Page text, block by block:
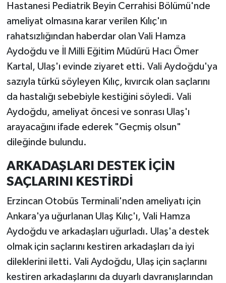
Hastanesi Pediatrik Beyin Cerrahisi Bölümü'nde
ameliyat olmasına karar verilen Kılıç'ın
rahatsızlığından haberdar olan Vali Hamza
Aydoğdu ve İl Milli Eğitim Müdürü Hacı Ömer
Kartal, Ulaş'ı evinde ziyaret etti. Vali Aydoğdu'ya
sazıyla türkü söyleyen Kılıç, kıvırcık olan saçlarını
da hastalığı sebebiyle kestiğini söyledi. Vali
Aydoğdu, ameliyat öncesi ve sonrası Ulaş'ı
arayacağını ifade ederek "Geçmiş olsun"
dileğinde bulundu.
ARKADAŞLARI DESTEK İÇİN
SAÇLARINI KESTİRDİ
Erzincan Otobüs Terminali'nden ameliyatı için
Ankara'ya uğurlanan Ulaş Kılıç'ı, Vali Hamza
Aydoğdu ve arkadaşları uğurladı. Ulaş'a destek
olmak için saçlarını kestiren arkadaşları da iyi
dileklerini iletti. Vali Aydoğdu, Ulaş için saçlarını
kestiren arkadaşlarını da duyarlı davranışlarından